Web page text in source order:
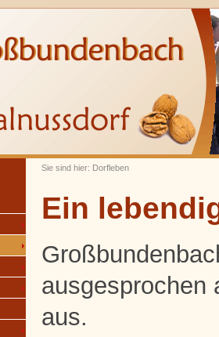
Sie sind hier: Dorfleben
Ein
ausgesprochen
aus.